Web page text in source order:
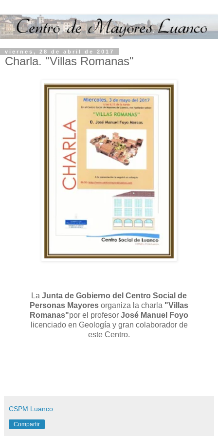
viernes, 28 de abril de 2017
Charla. "Villas Romanas"
La Junta de Gobierno del Centro Social de
Personas Mayores organiza la charla "Villas
Romanas"por el profesor José Manuel Foyo
licenciado en Geología y gran colaborador de
este Centro.
CSPM Luanco
Compartir